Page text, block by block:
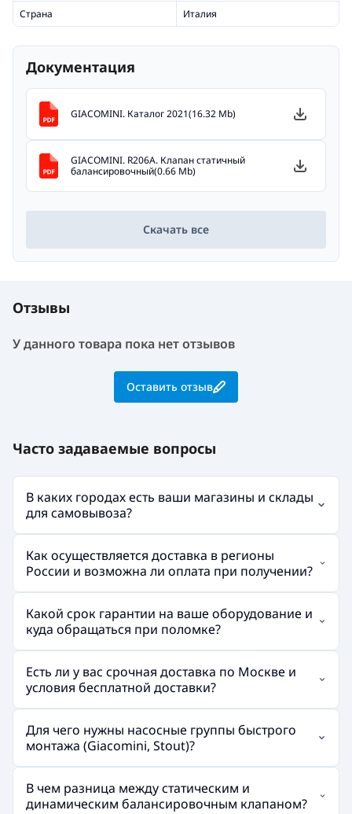
Страна
Италия
Документация
GIACOMINI. Каталог 2021(16.32 Mb)
GIACOMINI. R206А. Клапан статичный
балансировочный(0.66 Mb)
Скачать все
Отзывы
У данного товара пока нет отзывов
Оставить отзыв
Часто задаваемые вопросы
В каких городах есть ваши магазины и склады
для самовывоза?
Как осуществляется доставка в регионы
России и возможна ли оплата при получении?
Какой срок гарантии на ваше оборудование и
куда обращаться при поломке?
Есть ли у вас срочная доставка по Москве и
условия бесплатной доставки?
Для чего нужны насосные группы быстрого
монтажа (Giacomini, Stout)?
В чем разница между статическим и
динамическим балансировочным клапаном?